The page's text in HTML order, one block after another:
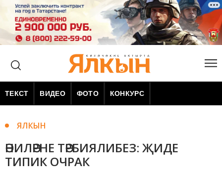
ТЕКСТ ВИДЕО ФОТО КОНКУРС
ЯЛКЫН
ӘНИЛӘРНЕ ТӘРБИЯЛИБЕЗ: ҖИДЕ
ТИПИК ОЧРАК